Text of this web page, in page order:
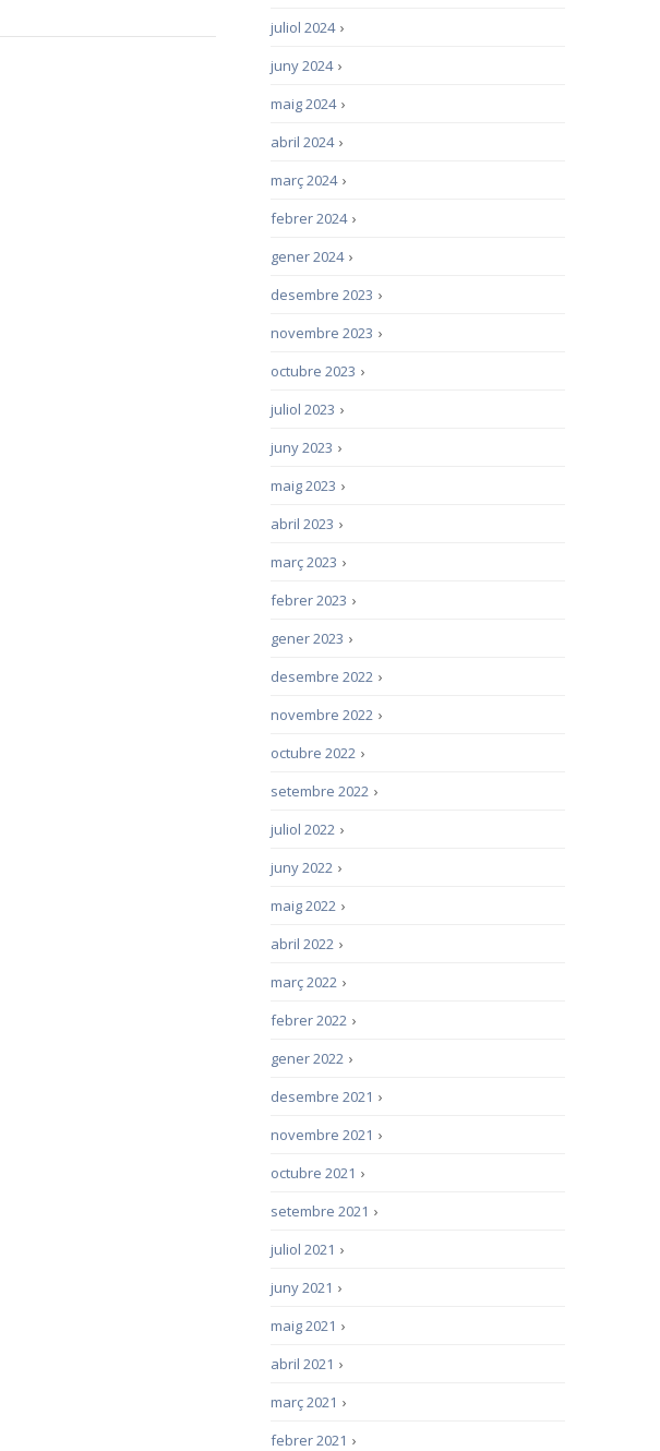
›
juliol 2024
›
juny 2024
›
maig 2024
›
abril 2024
›
març 2024
›
febrer 2024
›
gener 2024
›
desembre 2023
›
novembre 2023
›
octubre 2023
›
juliol 2023
›
juny 2023
›
maig 2023
›
abril 2023
›
març 2023
›
febrer 2023
›
gener 2023
›
desembre 2022
›
novembre 2022
›
octubre 2022
›
setembre 2022
›
juliol 2022
›
juny 2022
›
maig 2022
›
abril 2022
›
març 2022
›
febrer 2022
›
gener 2022
›
desembre 2021
›
novembre 2021
›
octubre 2021
›
setembre 2021
›
juliol 2021
›
juny 2021
›
maig 2021
›
abril 2021
›
març 2021
›
febrer 2021